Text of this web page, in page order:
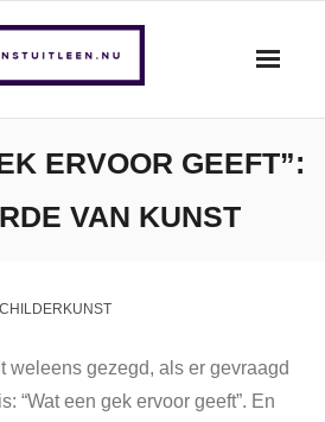
ERVOOR GEEFT”:
VAN KUNST
weleens gezegd, als er gevraagd
“Wat een gek ervoor geeft”. En